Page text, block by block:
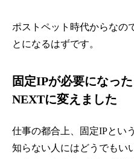
ポストペット時代からなの
とになるはずです。
固定IPが必要になっ
NEXTに変えました
仕事の都合上、固定IPとい
知らない人にはどうでもい